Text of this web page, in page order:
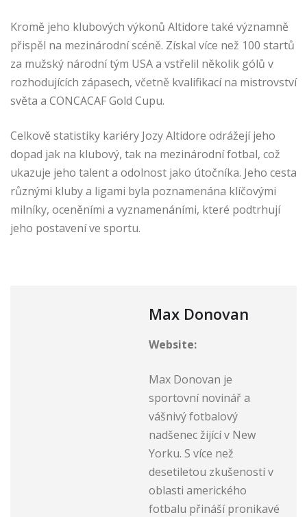
Kromě jeho klubových výkonů Altidore také významně
přispěl na mezinárodní scéně. Získal více než 100 startů
za mužský národní tým USA a vstřelil několik gólů v
rozhodujících zápasech, včetně kvalifikací na mistrovství
světa a CONCACAF Gold Cupu.
Celkově statistiky kariéry Jozy Altidore odrážejí jeho
dopad jak na klubový, tak na mezinárodní fotbal, což
ukazuje jeho talent a odolnost jako útočníka. Jeho cesta
různými kluby a ligami byla poznamenána klíčovými
milníky, oceněními a vyznamenáními, které podtrhují
jeho postavení ve sportu.
Max Donovan
Website:
Max Donovan je
sportovní novinář a
vášnivý fotbalový
nadšenec žijící v New
Yorku. S více než
desetiletou zkušeností v
oblasti amerického
fotbalu přináší pronikavé